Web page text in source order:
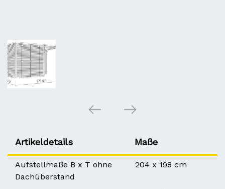
Artikeldetails Maße
Aufstellmaße B x T ohne
Dachüberstand
204 x 198 cm